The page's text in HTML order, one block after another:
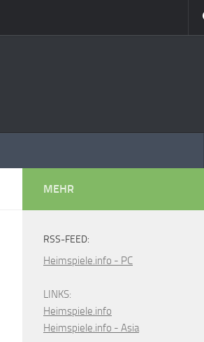
MEHR
RSS-FEED:
Heimspiele.info - PC
LINKS:
Heimspiele.info
Heimspiele.info - Asia